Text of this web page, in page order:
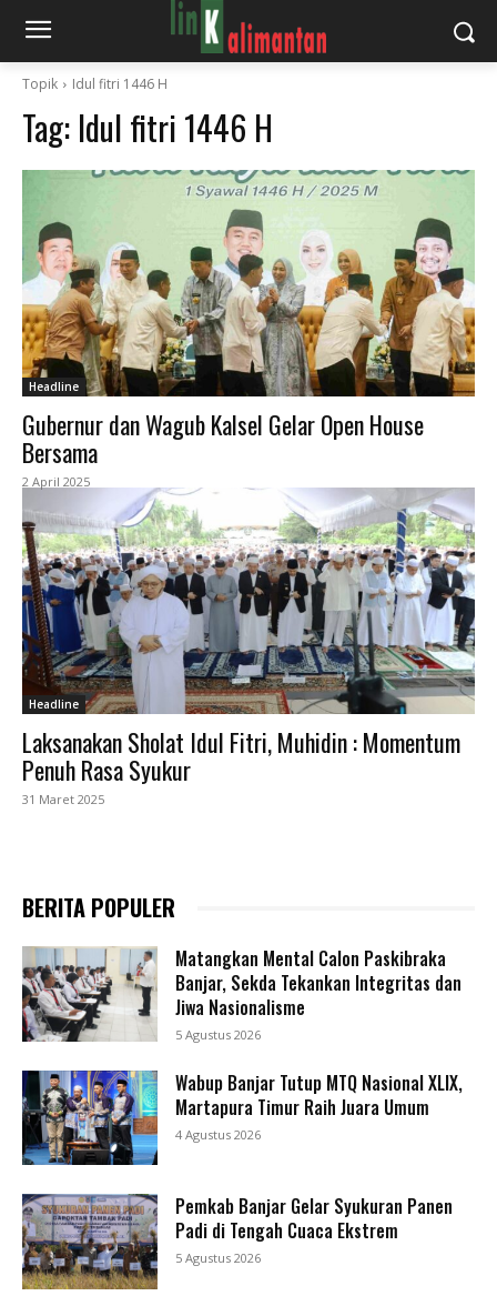
Topik Idul fitri 1446 H
Tag: Idul fitri 1446 H
Headline
Gubernur dan Wagub Kalsel Gelar Open House
Bersama
2 April 2025
Headline
Laksanakan Sholat Idul Fitri, Muhidin : Momentum
Penuh Rasa Syukur
31 Maret 2025
BERITA POPULER
Matangkan Mental Calon Paskibraka
Banjar, Sekda Tekankan Integritas dan
Jiwa Nasionalisme
5 Agustus 2026
Wabup Banjar Tutup MTQ Nasional XLIX,
Martapura Timur Raih Juara Umum
4 Agustus 2026
Pemkab Banjar Gelar Syukuran Panen
Padi di Tengah Cuaca Ekstrem
5 Agustus 2026